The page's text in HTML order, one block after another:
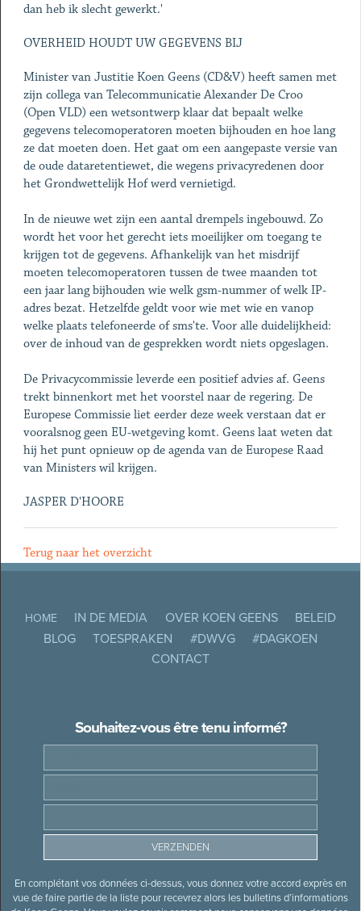
dan heb ik slecht gewerkt.'
OVERHEID HOUDT UW GEGEVENS BIJ
Minister van Justitie Koen Geens (CD&V) heeft samen met
zijn collega van Telecommunicatie Alexander De Croo
(Open VLD) een wetsontwerp klaar dat bepaalt welke
gegevens telecomoperatoren moeten bijhouden en hoe lang
ze dat moeten doen. Het gaat om een aangepaste versie van
de oude dataretentiewet, die wegens privacyredenen door
het Grondwettelijk Hof werd vernietigd.
In de nieuwe wet zijn een aantal drempels ingebouwd. Zo
wordt het voor het gerecht iets moeilijker om toegang te
krijgen tot de gegevens. Afhankelijk van het misdrijf
moeten telecomoperatoren tussen de twee maanden tot
een jaar lang bijhouden wie welk gsm-nummer of welk IP-
adres bezat. Hetzelfde geldt voor wie met wie en vanop
welke plaats telefoneerde of sms'te. Voor alle duidelijkheid:
over de inhoud van de gesprekken wordt niets opgeslagen.
De Privacycommissie leverde een positief advies af. Geens
trekt binnenkort met het voorstel naar de regering. De
Europese Commissie liet eerder deze week verstaan dat er
vooralsnog geen EU-wetgeving komt. Geens laat weten dat
hij het punt opnieuw op de agenda van de Europese Raad
van Ministers wil krijgen.
JASPER D'HOORE
Terug naar het overzicht
HOME IN DE MEDIA OVER KOEN GEENS
BELEID
BLOG
TOESPRAKEN #DWVG
#DAGKOEN
CONTACT
Souhaitez-vous être tenu informé?
En complétant vos données ci-dessus, vous donnez votre accord exprès en
vue de faire partie de la liste pour recevrez alors les bulletins d’informations